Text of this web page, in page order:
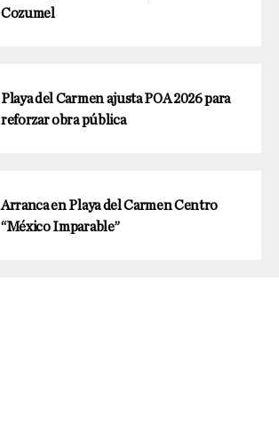
Cozumel
Playa del Carmen ajusta POA 2026 para
reforzar obra pública
Arranca en Playa del Carmen Centro
“México Imparable”